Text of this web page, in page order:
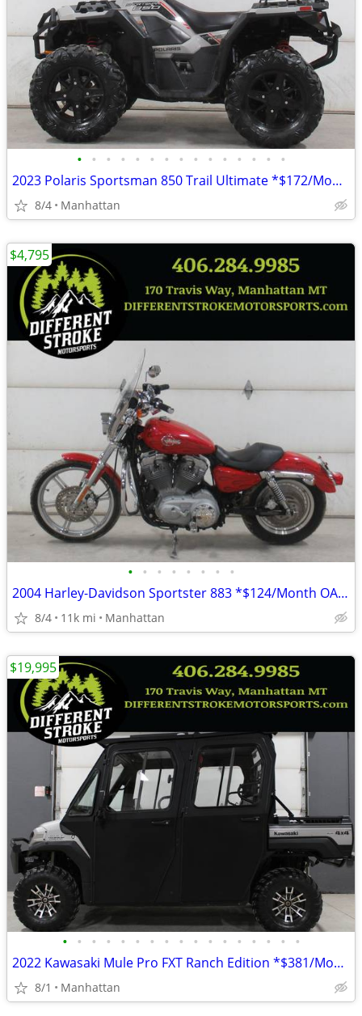
• • • • • • • • • • • • • • •
2023 Polaris Sportsman 850 Trail Ultimate *$172/Month OAC $0 Down*
8/4 Manhattan
• • • • • • • •
2004 Harley-Davidson Sportster 883 *$124/Month OAC $0 Down*
8/4 11k mi Manhattan
$4,795
• • • • • • • • • • • • • • • • •
2022 Kawasaki Mule Pro FXT Ranch Edition *$381/Month OAC $0 Down*
8/1 Manhattan
$19,995